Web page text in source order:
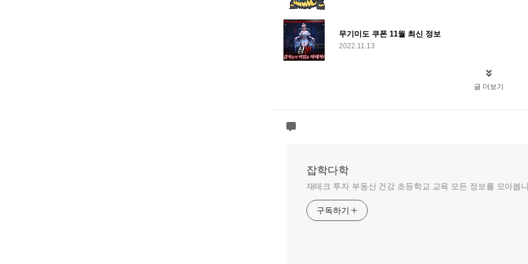
무기미도 쿠폰 11월 최신 정보
2022.11.13
글 더보기
잡학다학
재테크 투자 부동산 건강 초등학교 교육 모든 정보를 모아봅
구독하기